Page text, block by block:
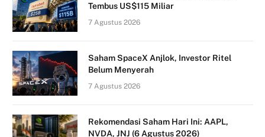
Tembus US$115 Miliar
7 Agustus 2026
Saham SpaceX Anjlok, Investor Ritel
Belum Menyerah
7 Agustus 2026
Rekomendasi Saham Hari Ini: AAPL,
NVDA, JNJ (6 Agustus 2026)